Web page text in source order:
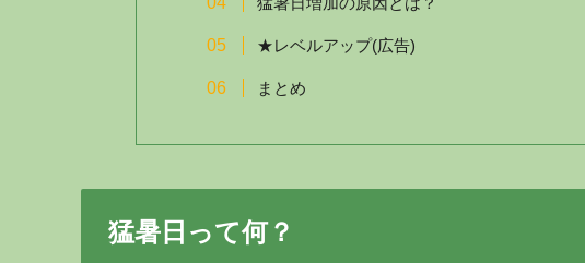
★レベルアップ(広告)
まとめ
猛暑日って何？